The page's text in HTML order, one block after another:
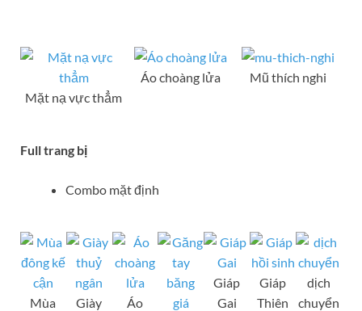
Mặt nạ vực thẳm
Áo choàng lửa Mũ thích nghi
Full trang bị
Combo mặt định
Mùa
Giày
Áo
Giáp
Gai
Giáp
Thiên
dịch
chuyển